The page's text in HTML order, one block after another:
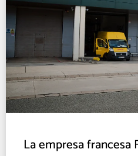
La empresa francesa